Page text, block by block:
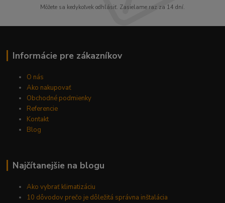
Môžete sa kedykoľvek odhlásiť. Zasielame raz za 14 dní.
Informácie pre zákazníkov
O nás
Ako nakupovať
Obchodné podmienky
Referencie
Kontakt
Blog
Najčítanejšie na blogu
Ako vybrať klimatizáciu
10 dôvodov prečo je dôležitá správna inštalácia